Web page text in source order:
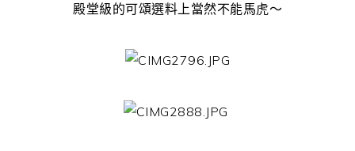
殿堂級的可頌選料上當然不能馬虎～